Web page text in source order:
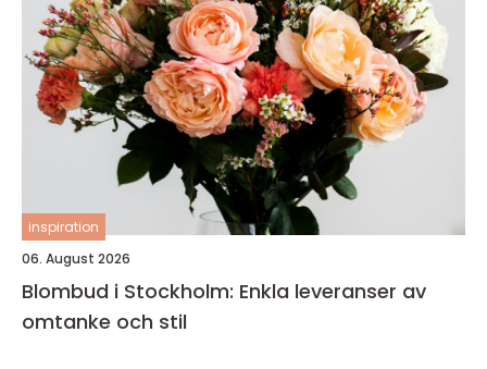
inspiration
06. August 2026
Blombud i Stockholm: Enkla leveranser av
omtanke och stil